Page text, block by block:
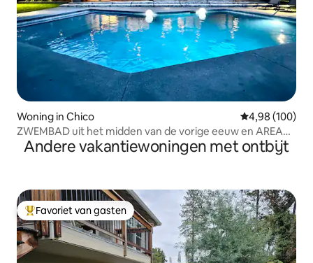
Woning in Chico Gemiddelde
4,98 (100)
ZWEMBAD uit het midden van de vorige eeuw en AREAAL
/ gezinsvriendelijk
Andere vakantiewoningen met ontbijt
Topfavoriet van gasten
Favoriet van gasten